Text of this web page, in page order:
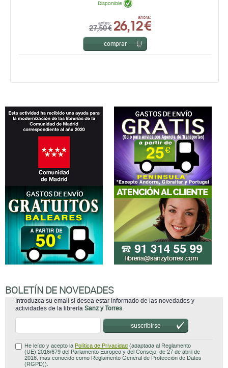
antes:
27,50 €
ahora:
26,12 €
Disponible
comprar
BOLETÍN DE NOVEDADES
Introduzca su email si desea estar informado de las novedades y
actividades de la librería Sanz y Torres.
suscribirse
He leído y acepto la Política de Privacidad (adaptada al Reglamento
(UE) 2016/679 del Parlamento Europeo y del Consejo, de 27 de abril de
2016, mas conocido como Reglamento General de Protección de Datos
(RGPD)).